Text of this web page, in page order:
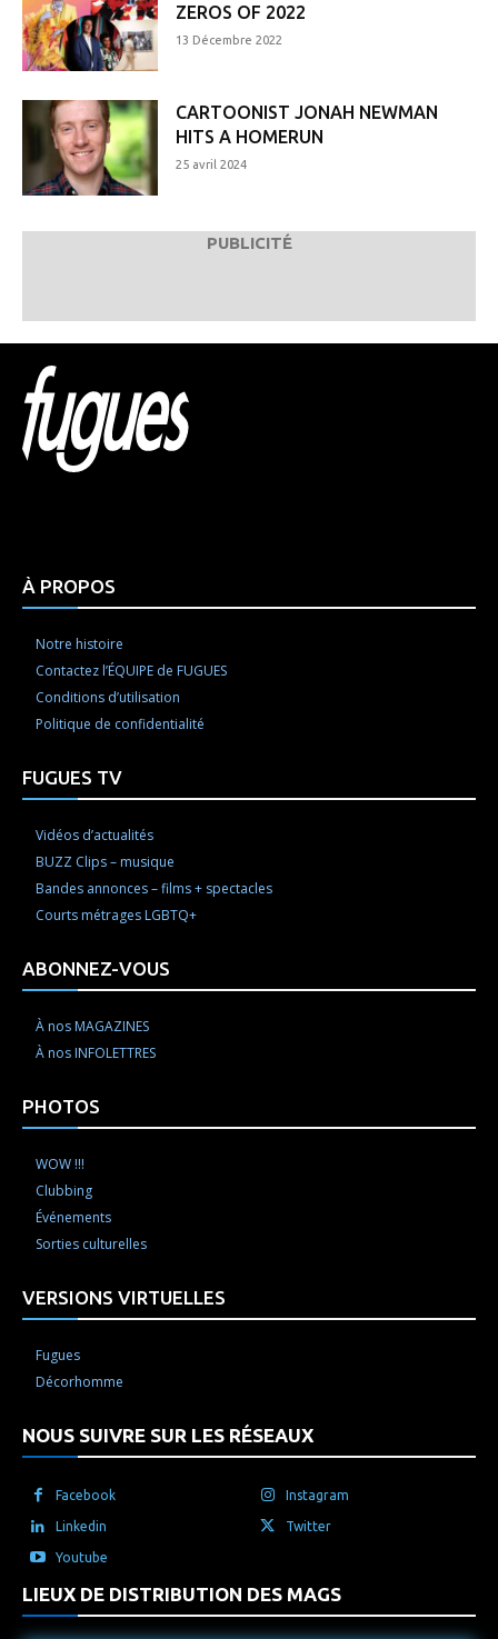
ZEROS OF 2022
13 Décembre 2022
CARTOONIST JONAH NEWMAN
HITS A HOMERUN
25 avril 2024
PUBLICITÉ
À PROPOS
Notre histoire
Contactez l’ÉQUIPE de FUGUES
Conditions d’utilisation
Politique de confidentialité
FUGUES TV
Vidéos d’actualités
BUZZ Clips – musique
Bandes annonces – films + spectacles
Courts métrages LGBTQ+
ABONNEZ-VOUS
À nos MAGAZINES
À nos INFOLETTRES
PHOTOS
WOW !!!
Clubbing
Événements
Sorties culturelles
VERSIONS VIRTUELLES
Fugues
Décorhomme
NOUS SUIVRE SUR LES RÉSEAUX
Facebook Instagram
Linkedin Twitter
Youtube
LIEUX DE DISTRIBUTION DES MAGS